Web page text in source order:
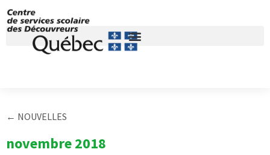
← NOUVELLES
novembre 2018